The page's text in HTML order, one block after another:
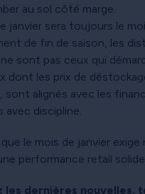
au sol côté marge.
janvier sera toujours le
de fin de saison, les
sont pas ceux qui
dont les prix de
sont alignés avec les
avec discipline.
que le mois de janvier
performance retail
les dernières nouvelles,